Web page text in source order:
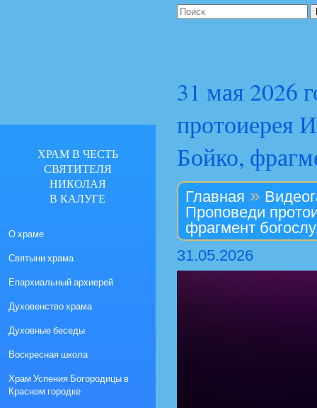
31 мая 2026
протоиерея
Бойко,
Главная »
Проповеди
фрагмент
31.05.2026
ХРАМ В ЧЕСТЬ
СВЯТИТЕЛЯ
НИКОЛАЯ
В КАЛУГЕ
О храме
Святыни храма
Епархиальный архиерей
Духовенство храма
Духовные беседы
Воскресная школа
Храм Успения Богородицы в
Красном городке